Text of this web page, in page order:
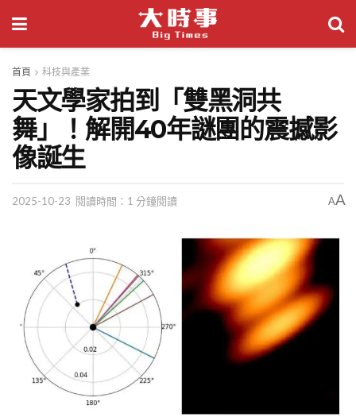
首頁 科技與產業
天文學家拍到「雙黑洞共
舞」！解開40年謎團的震撼影
像誕生
2025-10-23 閱讀時間：1 分鐘閱讀 AA